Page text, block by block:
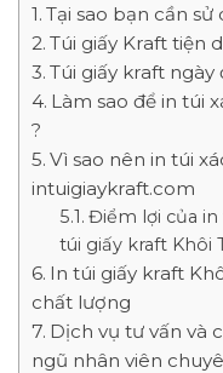
Tại sao bạn cần
Túi giấy Kraft tiện
Túi giấy kraft
Làm sao để in túi
?
Vì sao nên in túi
intuigiaykraft.com
Điểm lợi của in
túi giấy kraft Khôi
In túi giấy kraft
chất lượng
Dịch vụ tư vấn và
ngũ nhân viên